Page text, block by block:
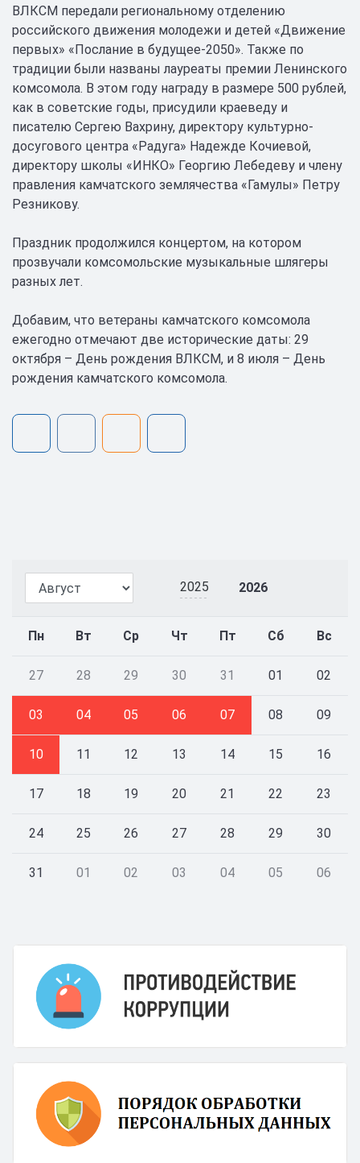
2025 2026
Пн Вт Ср Чт Пт Сб Вс
27 28 29 30 31 01 02
03 04 05 06 07 08 09
10 11 12 13 14 15 16
17 18 19 20 21 22 23
24 25 26 27 28 29 30
31 01 02 03 04 05 06
ВЛКСМ передали региональному отделению
российского движения молодежи и детей «Движение
первых» «Послание в будущее-2050». Также по
традиции были названы лауреаты премии Ленинского
комсомола. В этом году награду в размере 500 рублей,
как в советские годы, присудили краеведу и
писателю Сергею Вахрину, директору культурно-
досугового центра «Радуга» Надежде Кочиевой,
директору школы «ИНКО» Георгию Лебедеву и члену
правления камчатского землячества «Гамулы» Петру
Резникову.
Праздник продолжился концертом, на котором
прозвучали комсомольские музыкальные шлягеры
разных лет.
Добавим, что ветераны камчатского комсомола
ежегодно отмечают две исторические даты: 29
октября – День рождения ВЛКСМ, и 8 июля – День
рождения камчатского комсомола.